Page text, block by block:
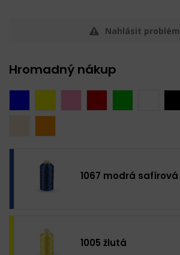
Nahlásit problém
Hromadný nákup
1067 modrá safírová
1005 žlutá